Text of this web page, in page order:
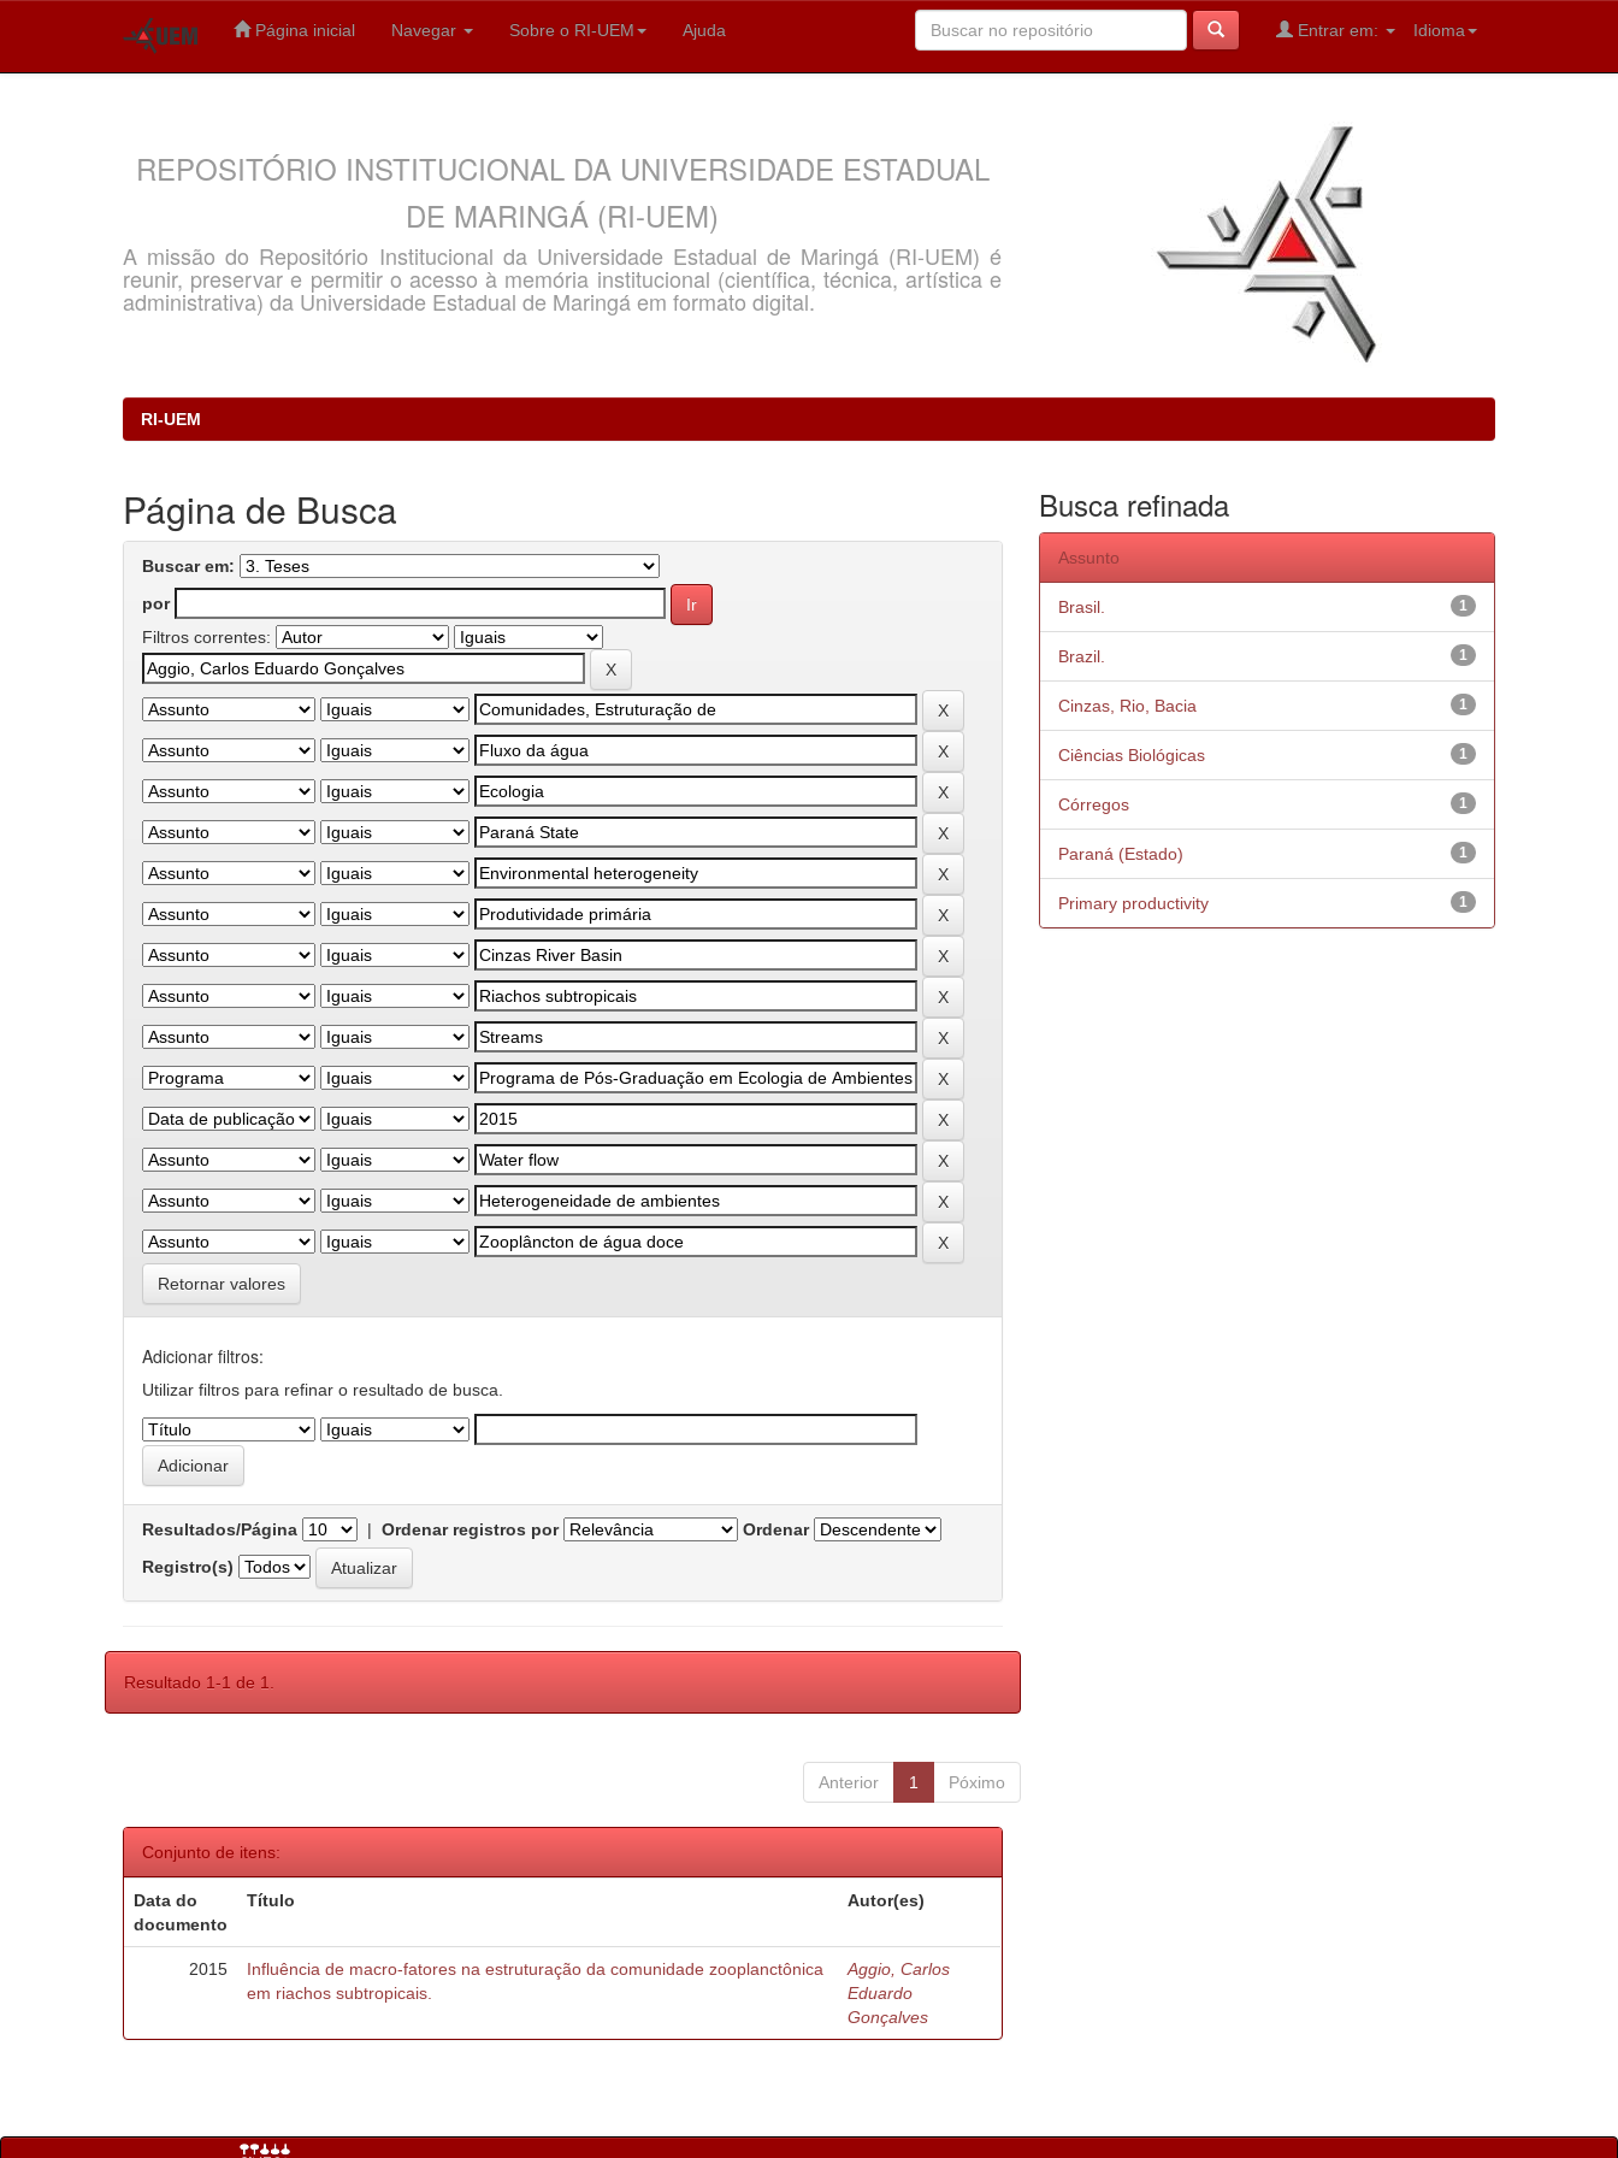
Página inicial Navegar Sobre o RI-UEM Ajuda Idioma
Entrar em:
REPOSITÓRIO INSTITUCIONAL DA UNIVERSIDADE ESTADUAL
DE MARINGÁ (RI-UEM)
A missão do Repositório Institucional da Universidade Estadual de Maringá (RI-UEM) é
reunir, preservar e permitir o acesso à memória institucional (científica, técnica, artística e
administrativa) da Universidade Estadual de Maringá em formato digital.
RI-UEM
Página de Busca
Buscar em:
por
Filtros correntes:
Retornar valores
Adicionar filtros:
Utilizar filtros para refinar o resultado de busca.
Resultados/Página | Ordenar registros por
Ordenar
Registro(s)
Resultado 1-1 de 1.
Anterior 1 Póximo
Conjunto de itens:
Data do
documento
Título Autor(es)
2015
Influência de macro-fatores na estruturação da comunidade zooplanctônica
em riachos subtropicais.
Aggio, Carlos
Eduardo
Gonçalves
Busca refinada
Assunto
1
Brasil.
1
Brazil.
1
Cinzas, Rio, Bacia
1
Ciências Biológicas
1
Córregos
1
Paraná (Estado)
1
Primary productivity